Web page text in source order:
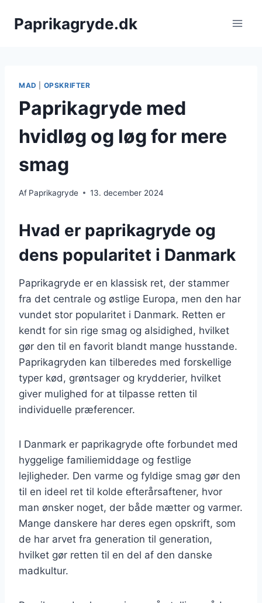
Paprikagryde.dk
MAD OPSKRIFTER
Paprikagryde med
hvidløg og løg for mere
smag
Af Paprikagryde 13. december 2024
Hvad er paprikagryde og
dens popularitet i Danmark
Paprikagryde er en klassisk ret, der stammer
fra det centrale og østlige Europa, men den har
vundet stor popularitet i Danmark. Retten er
kendt for sin rige smag og alsidighed, hvilket
gør den til en favorit blandt mange husstande.
Paprikagryden kan tilberedes med forskellige
typer kød, grøntsager og krydderier, hvilket
giver mulighed for at tilpasse retten til
individuelle præferencer.
I Danmark er paprikagryde ofte forbundet med
hyggelige familiemiddage og festlige
lejligheder. Den varme og fyldige smag gør den
til en ideel ret til kolde efterårsaftener, hvor
man ønsker noget, der både mætter og varmer.
Mange danskere har deres egen opskrift, som
de har arvet fra generation til generation,
hvilket gør retten til en del af den danske
madkultur.